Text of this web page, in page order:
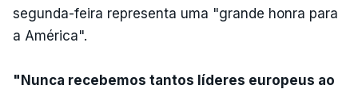
segunda-feira representa uma "grande honra para
a América".
"Nunca recebemos tantos líderes europeus ao